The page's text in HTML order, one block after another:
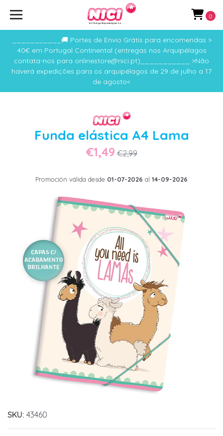
___________🚚 Portes de Envio Grátis para encomendas >
40€ em Portugal Continental (entregas nos Arquipélagos
contata-nos para onlinestore@nici.pt)___________ >Não
haverá expedições para os arquipélagos de 29 de julho a 17
de agosto<
0
Funda elástica A4 Lama
€1,49 €2,99
Promoción válida desde 01-07-2026 al 14-09-2026
SKU: 43460